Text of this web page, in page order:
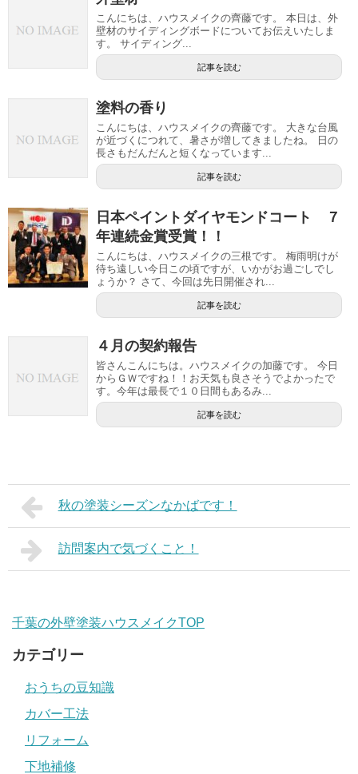
こんにちは、ハウスメイクの齊藤です。 本日は、外
壁材のサイディングボードについてお伝えいたしま
す。 サイディング...
記事を読む
塗料の香り
こんにちは、ハウスメイクの齊藤です。 大きな台風
が近づくにつれて、暑さが増してきましたね。 日の
長さもだんだんと短くなっています...
記事を読む
日本ペイントダイヤモンドコート ７
年連続金賞受賞！！
こんにちは、ハウスメイクの三根です。 梅雨明けが
待ち遠しい今日この頃ですが、いかがお過ごしでし
ょうか？ さて、今回は先日開催され...
記事を読む
４月の契約報告
皆さんこんにちは。ハウスメイクの加藤です。 今日
からＧＷですね！！お天気も良さそうでよかったで
す。今年は最長で１０日間もあるみ...
記事を読む
秋の塗装シーズンなかばです！
訪問案内で気づくこと！
千葉の外壁塗装ハウスメイクTOP
カテゴリー
おうちの豆知識
カバー工法
リフォーム
下地補修